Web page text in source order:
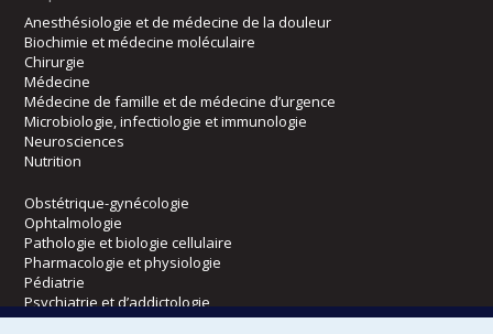
Anesthésiologie et de médecine de la douleur
Biochimie et médecine moléculaire
Chirurgie
Médecine
Médecine de famille et de médecine d’urgence
Microbiologie, infectiologie et immunologie
Neurosciences
Nutrition
Obstétrique-gynécologie
Ophtalmologie
Pathologie et biologie cellulaire
Pharmacologie et physiologie
Pédiatrie
Psychiatrie et d’addictologie
Radiologie, radio-oncologie et médecine nucléaire